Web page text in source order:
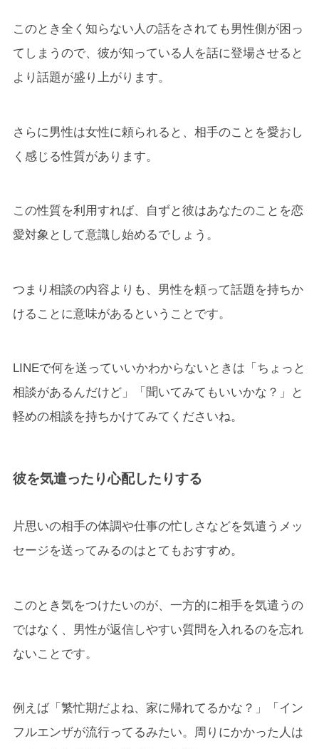
このとき全く知らない人の話をされても男性側が困っ
てしまうので、彼が知っている人を話に登場させると
より話題が盛り上がります。
さらに男性は女性に頼られると、相手のことを愛おし
く感じる性質があります。
この性質を利用すれば、自ずと彼はあなたのことを恋
愛対象として意識し始めるでしょう。
つまり相談の内容よりも、男性を頼って話題を持ちか
けることに意味があるということです。
LINEで何を送っていいかわからないときは「ちょっと
相談があるんだけど」「聞いてみてもいいかな？」と
軽めの相談を持ちかけてみてくださいね。
彼を気遣ったり心配したりする
片思いの相手の体調や仕事の忙しさなどを気遣うメッ
セージを送ってみるのはとてもおすすめ。
このとき気をつけたいのが、一方的に相手を気遣うの
ではなく、男性が返信しやすい質問を入れるのを忘れ
ないことです。
例えば「繁忙期だよね、家に帰れてるかな？」「イン
フルエンザが流行ってるみたい。周りにかかった人は